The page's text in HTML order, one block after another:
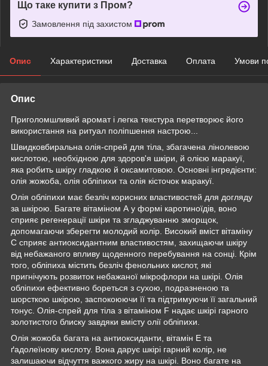
Що таке купити з Пром?
Замовлення під захистом
Опис Характеристики Доставка Оплата Умови
Опис
Приголомшливий аромат і легка текстура перетворює його
використання на ритуал поліпшення настрою...
Швидковбиральна олія-спрей для тіла, збагачена лінолевою
кислотою, необхідною для здоров'я шкіри, й олією маракуї,
яка робить шкіру гладкою й оксамитовою. Основні інгредієнти:
олія жожоба, олія обліпихи та олія кісточок маракуї.
Олія обліпихи має безліч корисних властивостей для догляду
за шкірою. Багате вітаміном А у формі каротиноїдів, воно
сприяє регенерації шкіри та згладжуванню зморщок,
допомагаючи зберегти молодий колір. Високий вміст вітаміну
C сприяє антиоксидантним властивостям, захищаючи шкіру
від небажаного впливу щоденного перебування на сонці. Крім
того, обліпиха містить безліч фенольних кислот, які
пригнічують розвиток небажаної мікрофлори на шкірі. Олія
обліпихи ефективно бореться з сухою, подразненою та
шорсткою шкірою, заспокоюючи її та підтримуючи її загальний
тонус. Олія-спрей для тіла з вітаміном F надає шкірі гарного
золотистого блиску завдяки вмісту олії обліпихи.
Олія жожоба багата на антиоксиданти, вітамін Е та
ґадолеїнову кислоту. Вона дарує шкірі гарний колір, не
залишаючи відчуття важкого жиру на шкірі. Воно багате на